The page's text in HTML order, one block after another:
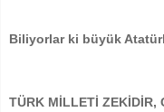
Biliyorlar ki büyük
TÜRK MİLLETİ ZEKİDİR,